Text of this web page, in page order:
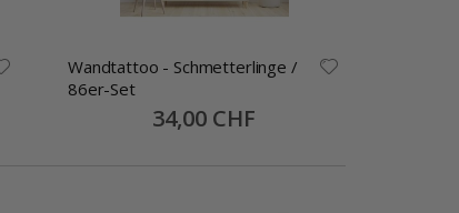
Wandtattoo - Schmetterlinge /
86er-Set
Special
Price
34,00 CHF